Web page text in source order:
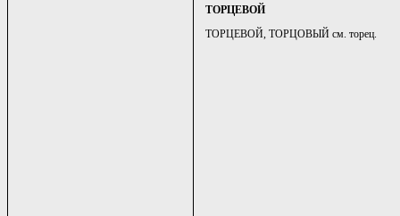
ТОРЦЕВОЙ
ТОРЦЕВОЙ, ТОРЦОВЫЙ см. торец.